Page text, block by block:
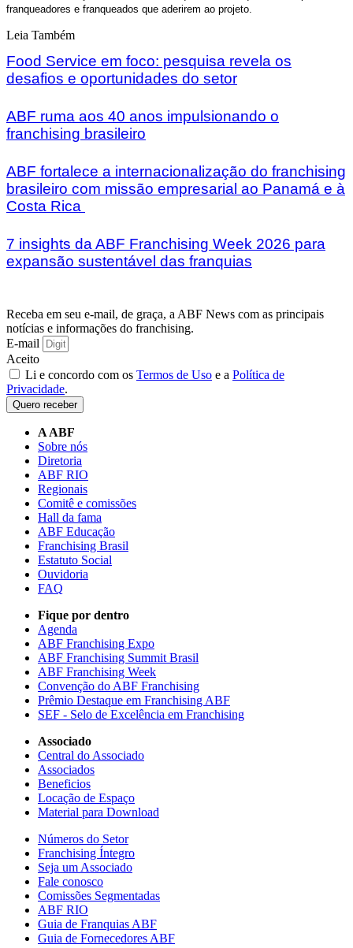
franqueadores e franqueados que aderirem ao projeto.
Leia Também
Food Service em foco: pesquisa revela os
desafios e oportunidades do setor
ABF ruma aos 40 anos impulsionando o
franchising brasileiro
ABF fortalece a internacionalização do franchising
brasileiro com missão empresarial ao Panamá e à
Costa Rica
7 insights da ABF Franchising Week 2026 para
expansão sustentável das franquias
Receba em seu e-mail, de graça, a ABF News com as principais
notícias e informações do franchising.
E-mail
Aceito
Li e concordo com os Termos de Uso e a Política de
Privacidade.
Quero receber
A ABF
Sobre nós
Diretoria
ABF RIO
Regionais
Comitê e comissões
Hall da fama
ABF Educação
Franchising Brasil
Estatuto Social
Ouvidoria
FAQ
Fique por dentro
Agenda
ABF Franchising Expo
ABF Franchising Summit Brasil
ABF Franchising Week
Convenção do ABF Franchising
Prêmio Destaque em Franchising ABF
SEF - Selo de Excelência em Franchising
Associado
Central do Associado
Associados
Beneficios
Locação de Espaço
Material para Download
Números do Setor
Franchising Íntegro
Seja um Associado
Fale conosco
Comissões Segmentadas
ABF RIO
Guia de Franquias ABF
Guia de Fornecedores ABF